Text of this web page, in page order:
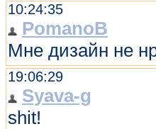
10:24:35
PomanoB
Мне дизайн не
19:06:29
Syava-g
shit!